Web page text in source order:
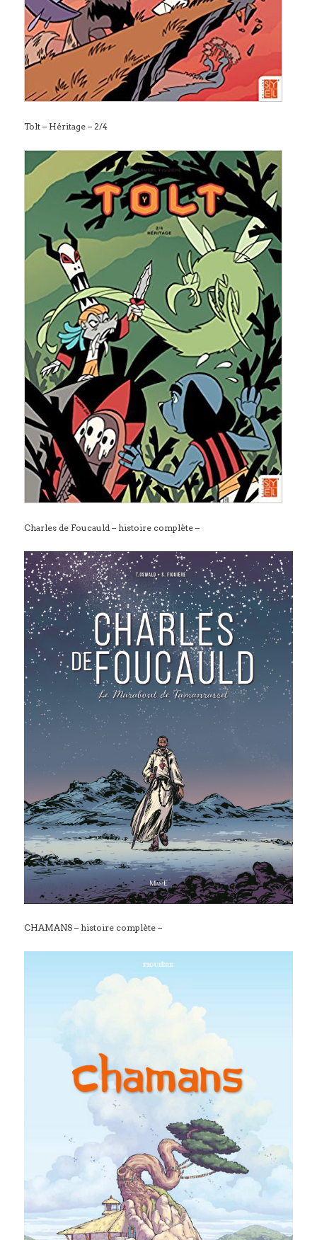
Tolt – Héritage – 2/4
Charles de Foucauld – histoire complète –
CHAMANS – histoire complète –